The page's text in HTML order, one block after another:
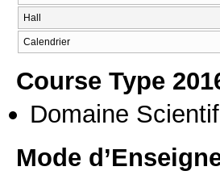
Hall
Calendrier
Course Type
Domaine
Mode